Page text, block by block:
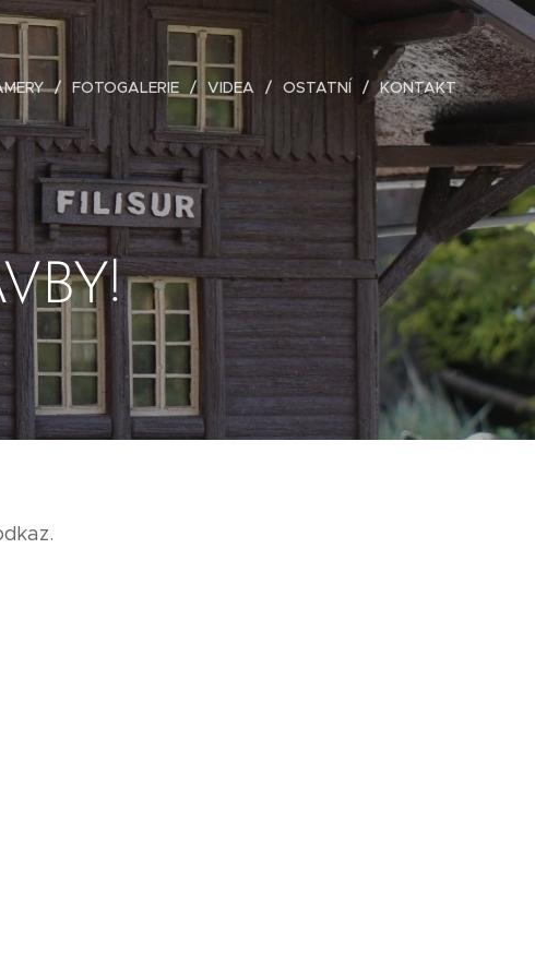
FOTOGALERIE VIDEA OSTATNÍ KONTAKT